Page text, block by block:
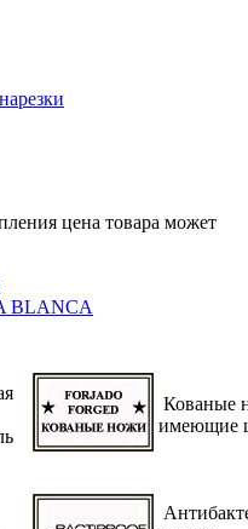
цена товара может
BLANCA
Кованые
имеющие